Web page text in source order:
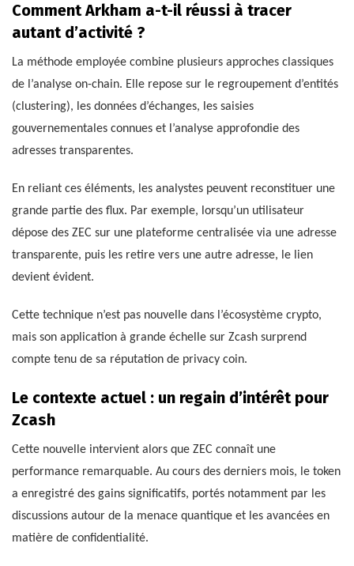
Comment Arkham a-t-il réussi à tracer
autant d’activité ?
La méthode employée combine plusieurs approches classiques
de l’analyse on-chain. Elle repose sur le regroupement d’entités
(clustering), les données d’échanges, les saisies
gouvernementales connues et l’analyse approfondie des
adresses transparentes.
En reliant ces éléments, les analystes peuvent reconstituer une
grande partie des flux. Par exemple, lorsqu’un utilisateur
dépose des ZEC sur une plateforme centralisée via une adresse
transparente, puis les retire vers une autre adresse, le lien
devient évident.
Cette technique n’est pas nouvelle dans l’écosystème crypto,
mais son application à grande échelle sur Zcash surprend
compte tenu de sa réputation de privacy coin.
Le contexte actuel : un regain d’intérêt pour
Zcash
Cette nouvelle intervient alors que ZEC connaît une
performance remarquable. Au cours des derniers mois, le token
a enregistré des gains significatifs, portés notamment par les
discussions autour de la menace quantique et les avancées en
matière de confidentialité.